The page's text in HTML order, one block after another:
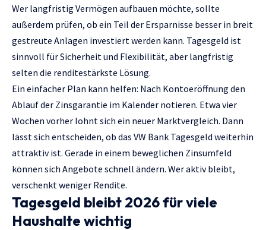
Wer langfristig Vermögen aufbauen möchte, sollte
außerdem prüfen, ob ein Teil der Ersparnisse besser in breit
gestreute Anlagen investiert werden kann. Tagesgeld ist
sinnvoll für Sicherheit und Flexibilität, aber langfristig
selten die renditestärkste Lösung.
Ein einfacher Plan kann helfen: Nach Kontoeröffnung den
Ablauf der Zinsgarantie im Kalender notieren. Etwa vier
Wochen vorher lohnt sich ein neuer Marktvergleich. Dann
lässt sich entscheiden, ob das VW Bank Tagesgeld weiterhin
attraktiv ist. Gerade in einem beweglichen Zinsumfeld
können sich Angebote schnell ändern. Wer aktiv bleibt,
verschenkt weniger Rendite.
Tagesgeld bleibt 2026 für viele
Haushalte wichtig